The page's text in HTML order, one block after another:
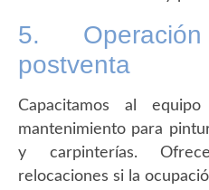
5.
postventa
Capacitamos al
mantenimiento para
y carpinterías.
relocaciones si la